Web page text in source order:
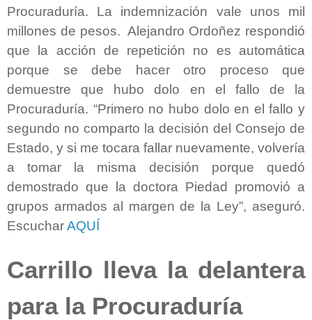
Procuraduría. La indemnización vale unos mil
millones de pesos. Alejandro Ordoñez respondió
que la acción de repetición no es automática
porque se debe hacer otro proceso que
demuestre que hubo dolo en el fallo de la
Procuraduría. “Primero no hubo dolo en el fallo y
segundo no comparto la decisión del Consejo de
Estado, y si me tocara fallar nuevamente, volvería
a tomar la misma decisión porque quedó
demostrado que la doctora Piedad promovió a
grupos armados al margen de la Ley”, aseguró.
EscucharAQUÍ
Carrillo lleva la delantera
para la Procuraduría